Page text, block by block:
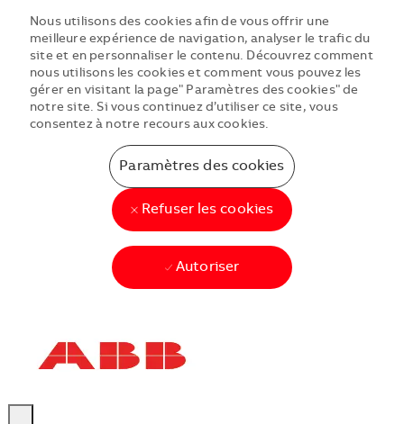
Nous utilisons des cookies afin de vous offrir une
meilleure expérience de navigation, analyser le trafic du
site et en personnaliser le contenu. Découvrez comment
nous utilisons les cookies et comment vous pouvez les
gérer en visitant la page" Paramètres des cookies" de
notre site. Si vous continuez d’utiliser ce site, vous
consentez à notre recours aux cookies.
Paramètres des cookies
Refuser les cookies
Autoriser